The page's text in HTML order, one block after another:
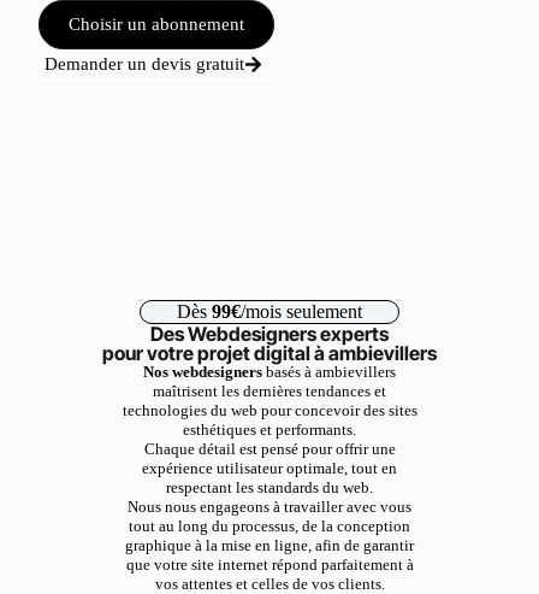
Choisir un abonnement
Demander un devis gratuit
Dès 99€/mois seulement
Des Webdesigners experts
pour votre projet digital à ambievillers
Nos webdesigners basés à ambievillers
maîtrisent les dernières tendances et
technologies du web pour concevoir des sites
esthétiques et performants.
Chaque détail est pensé pour offrir une
expérience utilisateur optimale, tout en
respectant les standards du web.
Nous nous engageons à travailler avec vous
tout au long du processus, de la conception
graphique à la mise en ligne, afin de garantir
que votre site internet répond parfaitement à
vos attentes et celles de vos clients.